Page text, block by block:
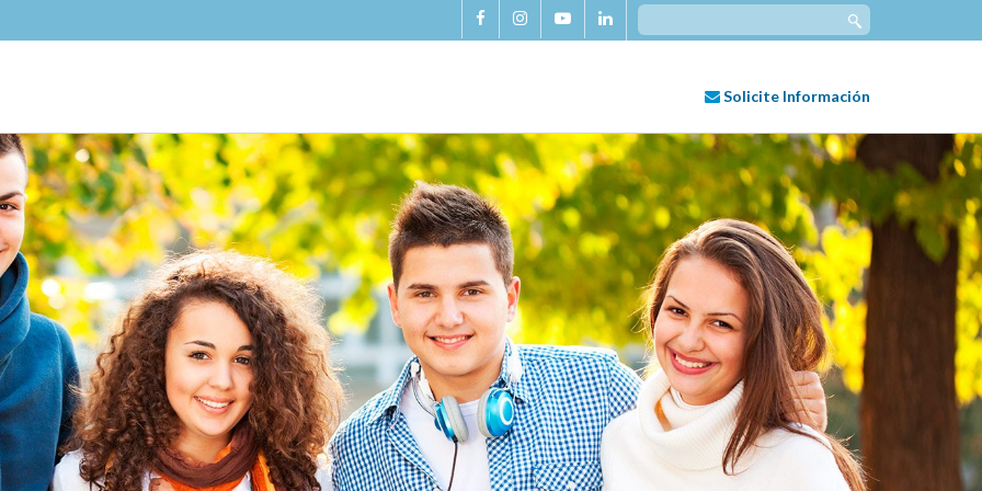
Search
for:
Solicite Información